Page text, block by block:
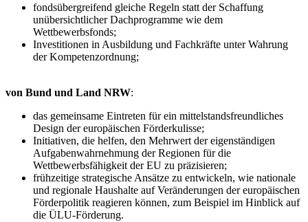
fondsübergreifend gleiche Regeln statt der Schaffung
unübersichtlicher Dachprogramme wie dem
Wettbewerbsfonds;
Investitionen in Ausbildung und Fachkräfte unter Wahrung
der Kompetenzordnung;
von Bund und Land NRW:
das gemeinsame Eintreten für ein mittelstandsfreundliches
Design der europäischen Förderkulisse;
Initiativen, die helfen, den Mehrwert der eigenständigen
Aufgabenwahrnehmung der Regionen für die
Wettbewerbsfähigkeit der EU zu präzisieren;
frühzeitige strategische Ansätze zu entwickeln, wie nationale
und regionale Haushalte auf Veränderungen der europäischen
Förderpolitik reagieren können, zum Beispiel im Hinblick auf
die ÜLU-Förderung.